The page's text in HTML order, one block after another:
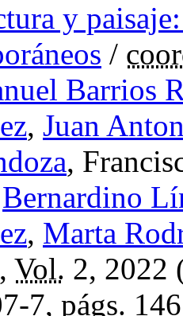
y
/
Barrios
, Juan
,
Bernardino
, Marta
, Vol. 2, 2022
7, págs.